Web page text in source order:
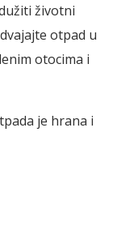
životni
otpad u
otocima i
je hrana i